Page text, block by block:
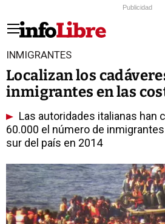
Publicidad
INMIGRANTES
Localizan los
inmigrantes en las
Las autoridades italianas han
60.000 el número de inmigrantes
sur del país en 2014